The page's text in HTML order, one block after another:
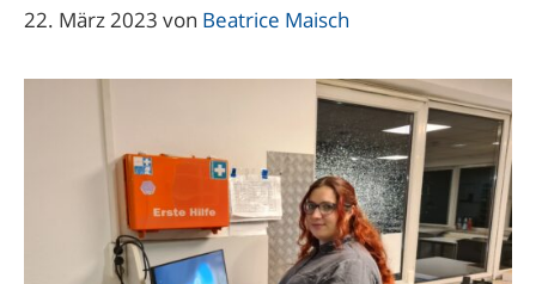
22. März 2023 von Beatrice Maisch